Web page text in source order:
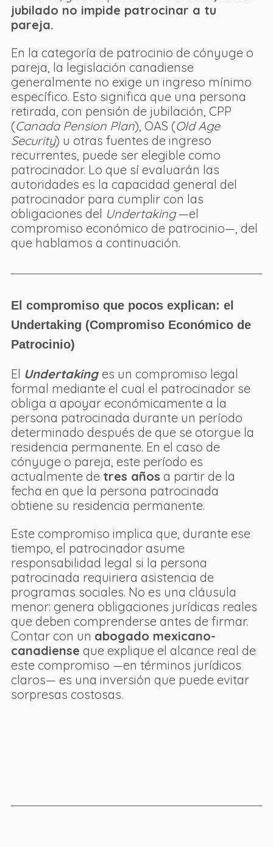
jubilado no impide patrocinar a tu
pareja.
En la categoría de patrocinio de cónyuge o
pareja, la legislación canadiense
generalmente no exige un ingreso mínimo
específico. Esto significa que una persona
retirada, con pensión de jubilación, CPP
(Canada Pension Plan), OAS (Old Age
Security) u otras fuentes de ingreso
recurrentes, puede ser elegible como
patrocinador. Lo que sí evaluarán las
autoridades es la capacidad general del
patrocinador para cumplir con las
obligaciones del Undertaking —el
compromiso económico de patrocinio—, del
que hablamos a continuación.
El compromiso que pocos explican: el
Undertaking (Compromiso Económico de
Patrocinio)
El Undertaking es un compromiso legal
formal mediante el cual el patrocinador se
obliga a apoyar económicamente a la
persona patrocinada durante un período
determinado después de que se otorgue la
residencia permanente. En el caso de
cónyuge o pareja, este período es
actualmente de tres años a partir de la
fecha en que la persona patrocinada
obtiene su residencia permanente.
Este compromiso implica que, durante ese
tiempo, el patrocinador asume
responsabilidad legal si la persona
patrocinada requiriera asistencia de
programas sociales. No es una cláusula
menor: genera obligaciones jurídicas reales
que deben comprenderse antes de firmar.
Contar con un abogado mexicano-
canadiense que explique el alcance real de
este compromiso —en términos jurídicos
claros— es una inversión que puede evitar
sorpresas costosas.